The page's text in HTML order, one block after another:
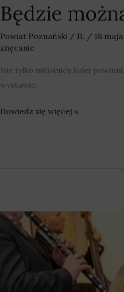
Będzie
Powiat Poznański/ JL / 18
znęcanie
Nie tylko miłośnicy kolei
wystawie.
Dowiedz się więcej »
Szamotuły
czyli